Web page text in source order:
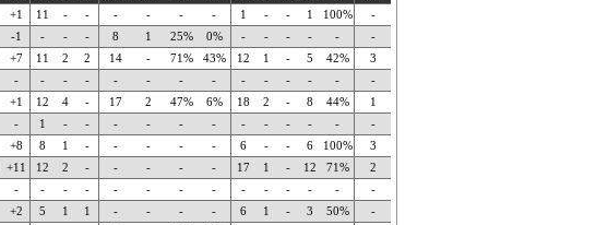
+1 11 - - - - - - 1 - - 1 100% -
-1 - - - 8 1 25% 0% - - - - - -
+7 11 2 2 14 - 71% 43% 12 1 - 5 42% 3
- - - - - - - - - - - - - -
+1 12 4 - 17 2 47% 6% 18 2 - 8 44% 1
- 1 - - - - - - - - - - - -
+8 8 1 - - - - - 6 - - 6 100% 3
+11 12 2 - - - - - 17 1 - 12 71% 2
- - - - - - - - - - - - - -
+2 5 1 1 - - - - 6 1 - 3 50% -